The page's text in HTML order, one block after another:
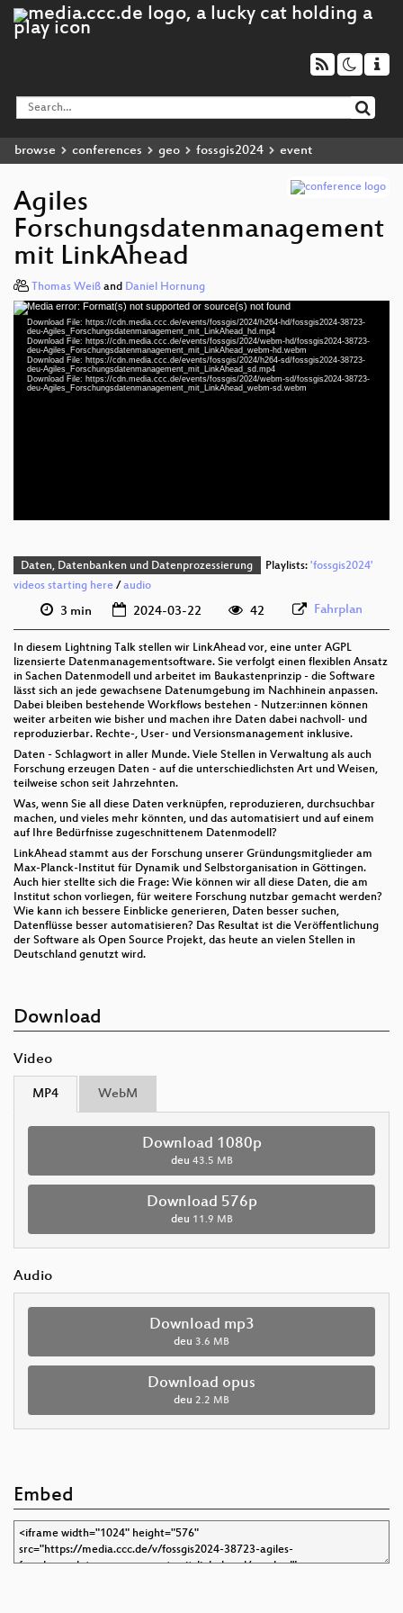
browse conferences geo fossgis2024 event
Agiles
Forschungsdatenmanagement
mit LinkAhead
Thomas Weiß and Daniel Hornung
Video
Player
Media error: Format(s) not supported or source(s) not found
Download File: https://cdn.media.ccc.de/events/fossgis/2024/h264-hd/fossgis2024-38723-
deu-Agiles_Forschungsdatenmanagement_mit_LinkAhead_hd.mp4
Download File: https://cdn.media.ccc.de/events/fossgis/2024/webm-hd/fossgis2024-38723-
deu-Agiles_Forschungsdatenmanagement_mit_LinkAhead_webm-hd.webm
Download File: https://cdn.media.ccc.de/events/fossgis/2024/h264-sd/fossgis2024-38723-
deu-Agiles_Forschungsdatenmanagement_mit_LinkAhead_sd.mp4
Download File: https://cdn.media.ccc.de/events/fossgis/2024/webm-sd/fossgis2024-38723-
deu-Agiles_Forschungsdatenmanagement_mit_LinkAhead_webm-sd.webm
deu 1080p (mp4)
Daten, Datenbanken und Datenprozessierung Playlists: 'fossgis2024'
videos starting here /audio
3 min 2024-03-22 42 Fahrplan
In diesem Lightning Talk stellen wir LinkAhead vor, eine unter AGPL
lizensierte Datenmanagementsoftware. Sie verfolgt einen flexiblen Ansatz
in Sachen Datenmodell und arbeitet im Baukastenprinzip - die Software
lässt sich an jede gewachsene Datenumgebung im Nachhinein anpassen.
Dabei bleiben bestehende Workflows bestehen - Nutzer:innen können
weiter arbeiten wie bisher und machen ihre Daten dabei nachvoll- und
reproduzierbar. Rechte-, User- und Versionsmanagement inklusive.
Daten - Schlagwort in aller Munde. Viele Stellen in Verwaltung als auch
Forschung erzeugen Daten - auf die unterschiedlichsten Art und Weisen,
teilweise schon seit Jahrzehnten.
Was, wenn Sie all diese Daten verknüpfen, reproduzieren, durchsuchbar
machen, und vieles mehr könnten, und das automatisiert und auf einem
auf Ihre Bedürfnisse zugeschnittenem Datenmodell?
LinkAhead stammt aus der Forschung unserer Gründungsmitglieder am
Max-Planck-Institut für Dynamik und Selbstorganisation in Göttingen.
Auch hier stellte sich die Frage: Wie können wir all diese Daten, die am
Institut schon vorliegen, für weitere Forschung nutzbar gemacht werden?
Wie kann ich bessere Einblicke generieren, Daten besser suchen,
Datenflüsse besser automatisieren? Das Resultat ist die Veröffentlichung
der Software als Open Source Projekt, das heute an vielen Stellen in
Deutschland genutzt wird.
Download
Video
MP4 WebM
Download 1080p
deu 43.5 MB
Download 576p
deu 11.9 MB
Audio
Download mp3
deu 3.6 MB
Download opus
deu 2.2 MB
Embed